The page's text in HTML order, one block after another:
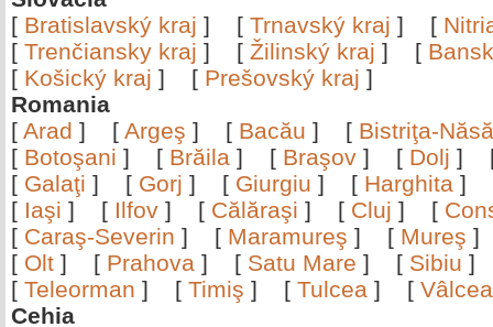
[ Bratislavský kraj ] [ Trnavský kraj ] [
[ Trenčiansky kraj ] [ Žilinský kraj ] [
[ Košický kraj ] [ Prešovský kraj ]
Romania
[ Arad ] [ Argeş ] [ Bacău ] [ Bistriţa-
[ Botoşani ] [ Brăila ] [ Braşov ] [ Dolj ]
[ Galaţi ] [ Gorj ] [ Giurgiu ] [ Harghita ]
[ Iaşi ] [ Ilfov ] [ Călăraşi ] [ Cluj ] [
[ Caraş-Severin ] [ Maramureş ] [ Mureş
[ Olt ] [ Prahova ] [ Satu Mare ] [ Sibiu
[ Teleorman ] [ Timiş ] [ Tulcea ] [
Cehia